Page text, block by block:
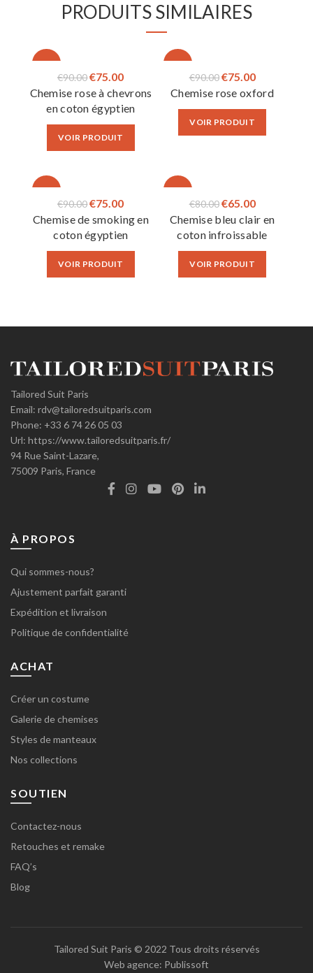
PRODUITS SIMILAIRES
-17%
€90.00Le
prix
initial
était :
€75.00Le
prix
actuel
est :
Chemise rose à chevrons
en coton égyptien
VOIR PRODUIT
-17%
€90.00 Le
prix
initial
était :
€75.00Le
prix
actuel
Chemise rose oxford
VOIR PRODUIT
-17%
€90.00Le
prix
initial
était :
€75.00Le
prix
actuel
est :
Chemise de smoking en
coton égyptien
VOIR PRODUIT
-19%
€80.00 Le
prix
initial
était :
€65.00Le
prix
actuel
est :
Chemise bleu clair en
coton infroissable
VOIR PRODUIT
Tailored Suit Paris
Email: rdv@tailoredsuitparis.com
Phone: +33 6 74 26 05 03
Url: https://www.tailoredsuitparis.fr/
94 Rue Saint-Lazare,
75009 Paris, France
À PROPOS
Qui sommes-nous?
Ajustement parfait garanti
Expédition et livraison
Politique de confidentialité
ACHAT
Créer un costume
Galerie de chemises
Styles de manteaux
Nos collections
SOUTIEN
Contactez-nous
Retouches et remake
FAQ’s
Blog
Tailored Suit Paris © 2022 Tous droits réservés
Web agence: Publissoft